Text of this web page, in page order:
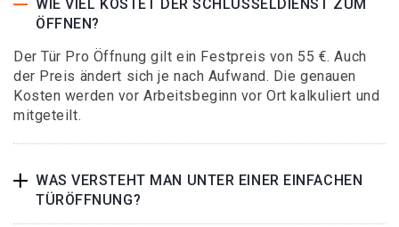
WIE VIEL KOSTET DER SCHLÜSSELDIENST ZUM
ÖFFNEN?
Der Tür Pro Öffnung gilt ein Festpreis von 55 €. Auch
der Preis ändert sich je nach Aufwand. Die genauen
Kosten werden vor Arbeitsbeginn vor Ort kalkuliert und
mitgeteilt.
WAS VERSTEHT MAN UNTER EINER EINFACHEN
TÜRÖFFNUNG?